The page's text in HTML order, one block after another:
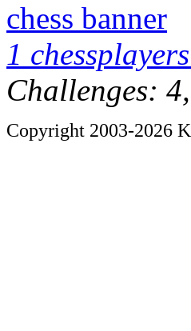
chess banner
1
Challenges:
Copyright 2003-2026